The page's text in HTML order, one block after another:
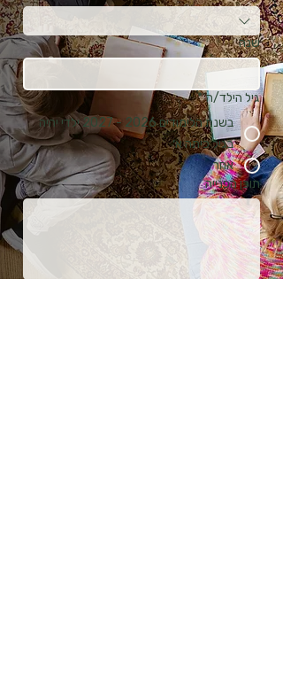
שנה
גיל הילד/ה *
בשנת הלימודים 2026 - 2027 ילדי יהיה
בגיל כיתה א׳
אחר
תוכן הפנייה